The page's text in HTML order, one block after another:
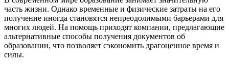
часть жизни. Однако временные и физические затраты на его
получение иногда становятся непреодолимыми барьерами для
многих людей. На помощь приходят компании, предлагающие
альтернативные способы получения документов об
образовании, что позволяет сэкономить драгоценное время и
силы.